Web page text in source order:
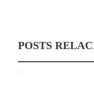
POSTS